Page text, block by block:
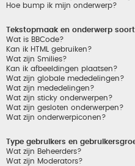
Hoe bump ik mijn onderwerp?
Tekstopmaak en onderwerp
Wat is BBCode?
Kan ik HTML gebruiken?
Wat zijn Smilies?
Kan ik afbeeldingen plaatsen?
Wat zijn globale mededelingen?
Wat zijn mededelingen?
Wat zijn sticky onderwerpen?
Wat zijn gesloten onderwerpen?
Wat zijn onderwerpiconen?
Type gebruikers en
Wat zijn Beheerders?
Wat zijn Moderators?